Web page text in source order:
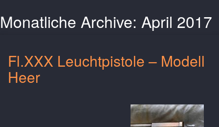
Monatliche Archive: April 2017
Fl.XXX Leuchtpistole – Modell
Heer